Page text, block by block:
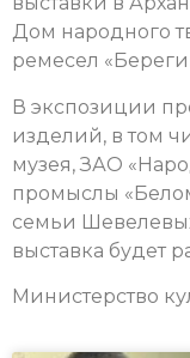
Дом народного
ремесел
В экспозиции
изделий, в том
музея, ЗАО
промыслы
семьи
выставка будет
Министерство